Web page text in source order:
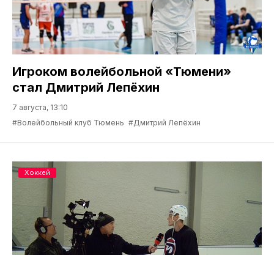
Игроком волейбольной «Тюмени»
стал Дмитрий Лепёхин
7 августа, 13:10
#Волейбольный клуб Тюмень #Дмитрий Лепёхин
Хоккей